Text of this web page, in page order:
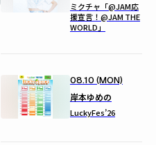
ミクチャ「@JAM応
援宣言！@JAM THE
WORLD」
08.10 (MON)
岸本ゆめの
LuckyFes’26